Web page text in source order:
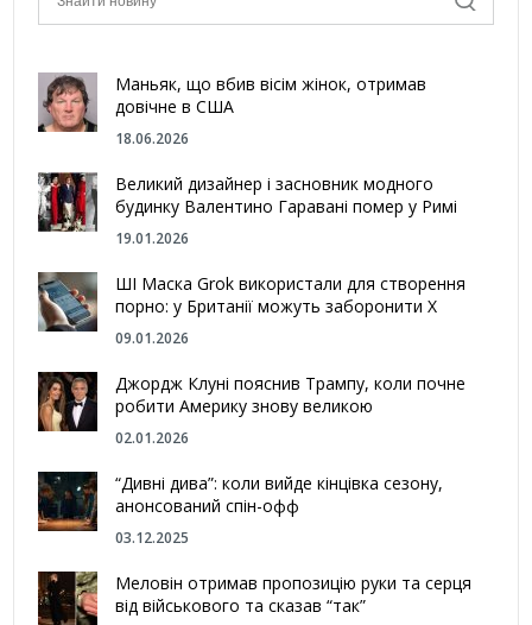
Маньяк, що вбив вісім жінок, отримав
довічне в США
18.06.2026
Великий дизайнер і засновник модного
будинку Валентино Гаравані помер у Римі
19.01.2026
ШІ Маска Grok використали для створення
порно: у Британії можуть заборонити Х
09.01.2026
Джордж Клуні пояснив Трампу, коли почне
робити Америку знову великою
02.01.2026
“Дивні дива”: коли вийде кінцівка сезону,
анонсований спін-офф
03.12.2025
Меловін отримав пропозицію руки та серця
від військового та сказав “так”